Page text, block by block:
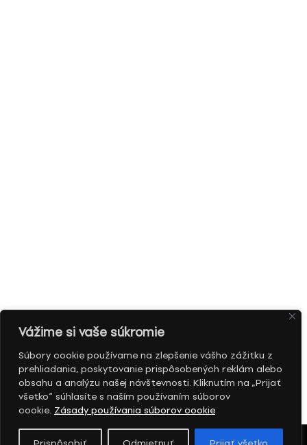
Vážime si vaše súkromie
Súbory cookie používame na zlepšenie vášho zážitku z
prehliadania, poskytovanie prispôsobených reklám alebo
obsahu a analýzu našej návštevnosti. Kliknutím na „Prijať
všetko“ súhlasíte s naším používaním súborov
cookie. Zásady používania súborov cookie